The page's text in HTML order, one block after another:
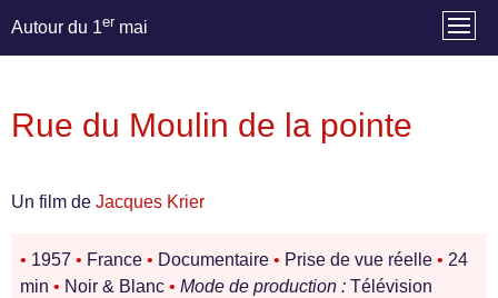
Autour du 1er mai
Rue du Moulin de la pointe
Un film de Jacques Krier
• 1957 • France • Documentaire • Prise de vue réelle • 24
min • Noir & Blanc • Mode de production : Télévision